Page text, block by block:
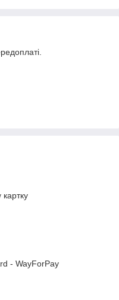
- WayForPay